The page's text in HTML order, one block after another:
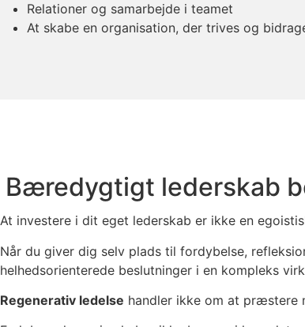
Relationer og samarbejde i teamet
At skabe en organisation, der trives og
Bæredygtigt lederskab
At investere i dit eget lederskab er ikke en
Når du giver dig selv plads til fordybelse,
helhedsorienterede beslutninger i en kompleks
Regenerativ ledelse handler ikke om at præstere